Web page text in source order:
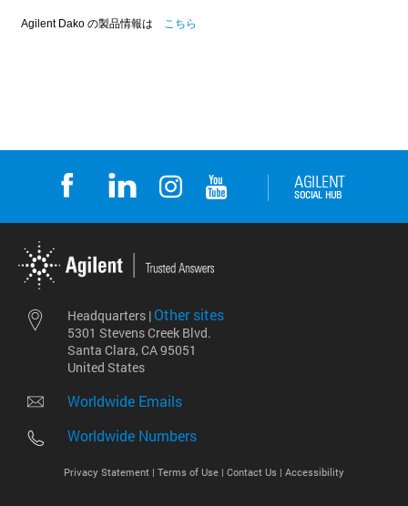
Headquarters | Other sites
5301 Stevens Creek Blvd.
Santa Clara, CA 95051
United States
Worldwide Emails
Worldwide Numbers
Privacy Statement | Terms of Use | Contact Us | Accessibility